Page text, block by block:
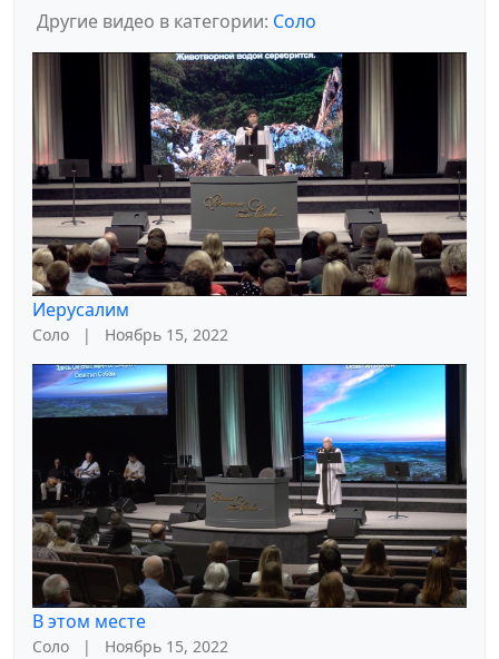
Другие видео в категории: Соло
Иерусалим
Соло | Ноябрь 15, 2022
В этом месте
Соло | Ноябрь 15, 2022